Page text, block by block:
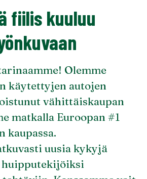
fiilis kuuluu
Olemme
käytettyjen autojen
vähittäiskaupan
matkalla Euroopan #1
kaupassa.
uusia kykyjä
huipputekijöiksi